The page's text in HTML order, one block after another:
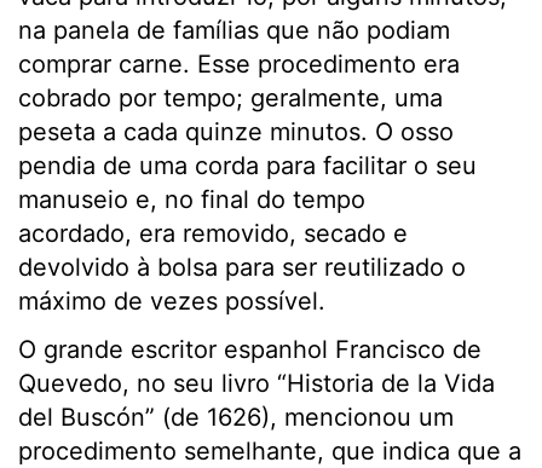
na panela de famílias que não podiam
comprar carne. Esse procedimento era
cobrado por tempo; geralmente, uma
peseta a cada quinze minutos. O osso
pendia de uma corda para facilitar o seu
manuseio e, no final do tempo
acordado, era removido, secado e
devolvido à bolsa para ser reutilizado o
máximo de vezes possível.
O grande escritor espanhol Francisco de
Quevedo, no seu livro “Historia de la Vida
del Buscón” (de 1626), mencionou um
procedimento semelhante, que indica que a